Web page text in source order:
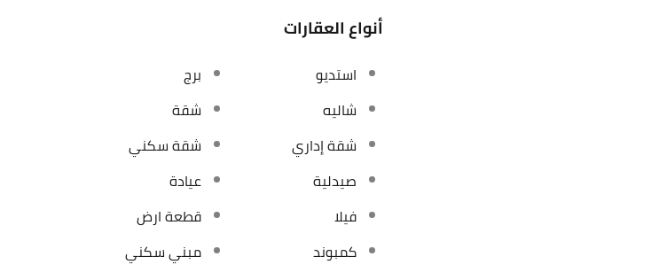
أنواع العقارات
استديو
برج
شاليه
شقة
شقة إداري
شقة سكني
صيدلية
عيادة
فيلا
قطعة ارض
كمبوند
مبني سكني